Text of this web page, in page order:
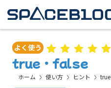
よく使う
true・false
ホーム 使い方 ヒント